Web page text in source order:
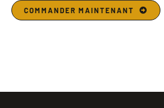
COMMANDER MAINTENANT